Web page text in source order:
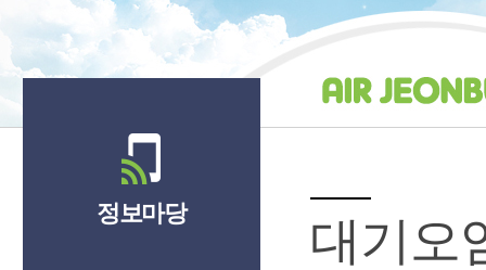
정보마당 대기오